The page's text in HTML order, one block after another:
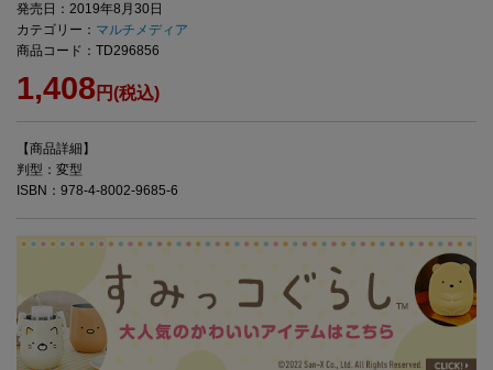
発売日：2019年8月30日
カテゴリー： マルチメディア
商品コード：TD296856
1,408円(税込)
【商品詳細】
判型：変型
ISBN：978-4-8002-9685-6